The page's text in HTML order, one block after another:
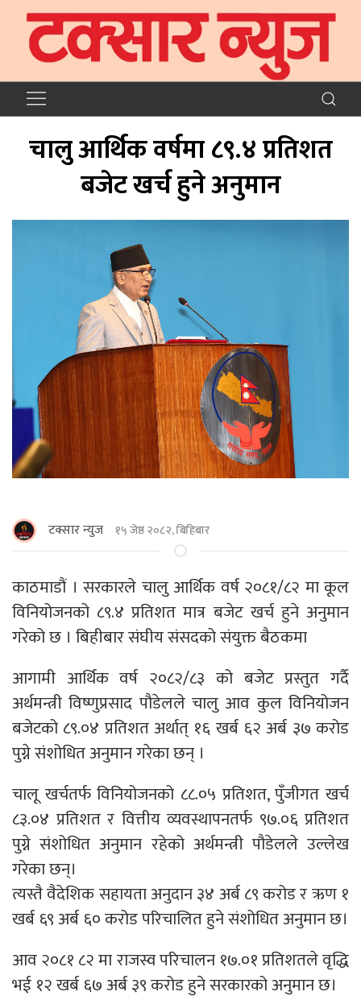
चालु आर्थिक वर्षमा ८९.४ प्रतिशत
बजेट खर्च हुने अनुमान
टक्सार न्युज १५ जेष्ठ २०८२, बिहिबार
काठमाडौं । सरकारले चालु आर्थिक वर्ष २०८१/८२ मा कूल
विनियोजनको ८९.४ प्रतिशत मात्र बजेट खर्च हुने अनुमान
गरेको छ । बिहीबार संघीय संसदको संयुक्त बैठकमा
आगामी आर्थिक वर्ष २०८२/८३ को बजेट प्रस्तुत गर्दै
अर्थमन्त्री विष्णुप्रसाद पौडेलले चालु आव कुल विनियोजन
बजेटको ८९.०४ प्रतिशत अर्थात् १६ खर्ब ६२ अर्ब ३७ करोड
पुग्ने संशोधित अनुमान गरेका छन् ।
चालू खर्चतर्फ विनियोजनको ८८.०५ प्रतिशत, पुँजीगत खर्च
८३.०४ प्रतिशत र वित्तीय व्यवस्थापनतर्फ ९७.०६ प्रतिशत
पुग्ने संशोधित अनुमान रहेको अर्थमन्त्री पौडेलले उल्लेख
गरेका छन्।
त्यस्तै वैदेशिक सहायता अनुदान ३४ अर्ब ८९ करोड र ऋण १
खर्ब ६९ अर्ब ६० करोड परिचालित हुने संशोधित अनुमान छ।
आव २०८१ ८२ मा राजस्व परिचालन १७.०१ प्रतिशतले वृद्धि
भई १२ खर्ब ६७ अर्ब ३९ करोड हुने सरकारको अनुमान छ।